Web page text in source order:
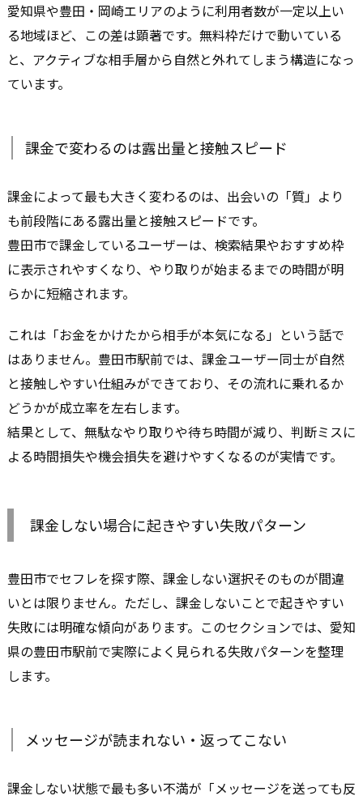
愛知県や豊田・岡崎エリアのように利用者数が一定以上い
る地域ほど、この差は顕著です。無料枠だけで動いている
と、アクティブな相手層から自然と外れてしまう構造になっ
ています。
課金で変わるのは露出量と接触スピード
課金によって最も大きく変わるのは、出会いの「質」より
も前段階にある露出量と接触スピードです。
豊田市で課金しているユーザーは、検索結果やおすすめ枠
に表示されやすくなり、やり取りが始まるまでの時間が明
らかに短縮されます。
これは「お金をかけたから相手が本気になる」という話で
はありません。豊田市駅前では、課金ユーザー同士が自然
と接触しやすい仕組みができており、その流れに乗れるか
どうかが成立率を左右します。
結果として、無駄なやり取りや待ち時間が減り、判断ミスに
よる時間損失や機会損失を避けやすくなるのが実情です。
課金しない場合に起きやすい失敗パターン
豊田市でセフレを探す際、課金しない選択そのものが間違
いとは限りません。ただし、課金しないことで起きやすい
失敗には明確な傾向があります。このセクションでは、愛知
県の豊田市駅前で実際によく見られる失敗パターンを整理
します。
メッセージが読まれない・返ってこない
課金しない状態で最も多い不満が「メッセージを送っても反